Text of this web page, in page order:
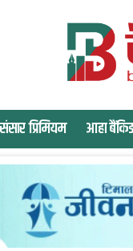
प्रिमियम आहा